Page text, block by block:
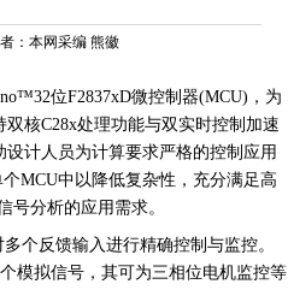
：本网采编 熊徽
位F2837xD微控制器(MCU) ，为
双核C28x处理功能与双实时控制加速
计人员为计算要求严格的控制应用
个MCU中以降低复杂性，充分满足高
号分析的应用需求。
多个反馈输入进行精确控制与监控。
模拟信号，其可为三相位电机监控等